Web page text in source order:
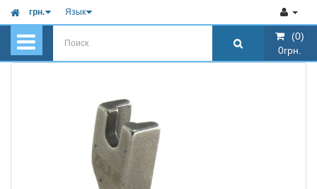
грн. Язык
(0)
0грн.